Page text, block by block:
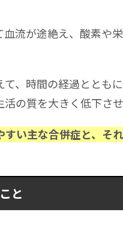
流が途絶え、酸素や
、時間の経過ととも
の質を大きく低下さ
すい主な合併症と、そ
と